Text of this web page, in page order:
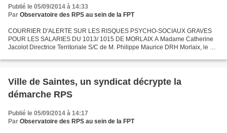
Publié le 05/09/2014 à 14:33
Par Observatoire des RPS au sein de la FPT
COURRIER D'ALERTE SUR LES RISQUES PSYCHO-SOCIAUX GRAVES
POUR LES SALARIES DU 1013/ 1015 DE MORLAIX A Madame Catherine
Jacolot Directrice Territoriale S/C de M. Philippe Maurice DRH Morlaix, le 10
Ville de Saintes, un syndicat décrypte la
démarche RPS
Publié le 05/09/2014 à 14:17
Par Observatoire des RPS au sein de la FPT